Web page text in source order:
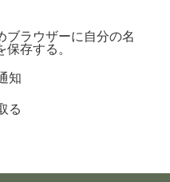
ブラウザーに自分の名
存する。
知
る